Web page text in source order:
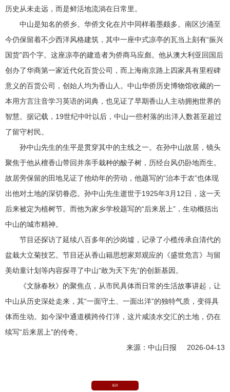
历史从未走远，而是鲜活地流淌在日常里。
中山是知名的侨乡。华侨文化在片中同样着墨颇多。南区沙涌至
今仍保留着不少西洋风格建筑，其中一座中式凉亭的瓦当上刻有“振兴
国货”四个字。这座凉亭的建造者为侨商马应彪。他从澳大利亚回国后
创办了华商第一家近代化百货公司，而上海南京路上四家具有里程碑
意义的百货公司，创始人均为香山人。中山华侨历史博物馆收藏的一
本用方言注音学习英语的词典，也见证了早期香山人主动拥抱世界的
智慧。据记载，19世纪中叶以后，中山一些村落的出洋人数甚至超过
了留守村民。
孙中山先生的生平是贯穿其中的主线之一。在孙中山故居，镜头
聚焦于他从檀香山带回并亲手栽种的酸子树，历经台风仍卧地而生。
故居旁保留的田地见证了他幼年的劳动，他题写的“治本于农”也体现
出他对土地的深切眷恋。孙中山先生逝世于1925年3月12日，这一天
后来被定为植树节。而他为家乡学校题写的“后来居上”，生动概括出
中山的城市精神。
节目还探访了延续八百多年的沙岗墟，记录了小榄传承自清代的
盆栽大立菊技艺。节目还从香山籍思想家郑观应的《盛世危言》与留
美幼童计划等内容探寻了中山“敢为天下先”的创新基因。
《文脉春秋》的聚焦点，从市民具体而日常的生活故事讲起，让
中山从历史深处走来，其“一面守土、一面出洋”的独特气质，变得具
体而生动。如今深中通道横跨伶仃洋，这片咸淡水交汇的土地，仍在
续写“后来居上”的传奇。
来源：中山日报 2026-04-13
返回